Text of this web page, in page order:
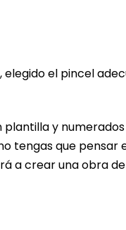
el pincel
plantilla y
tengas que pensar
a crear una obra